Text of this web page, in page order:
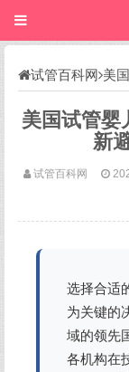
试管百科网 美
美国试管婴
新
试管百科网
选择合适
为关键的
域的领先
各机构在